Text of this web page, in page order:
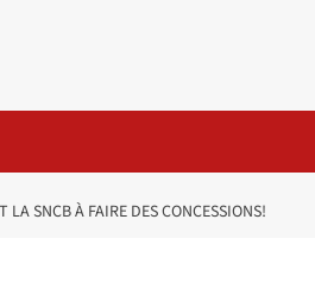
LA SNCB À FAIRE DES CONCESSIONS!